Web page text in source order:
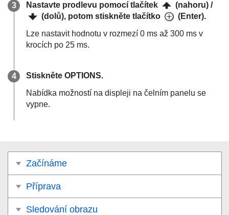
Nastavte prodlevu pomocí tlačítek
(nahoru) /
(dolů), potom stiskněte tlačítko
(Enter).
Lze nastavit hodnotu v rozmezí 0 ms až 300 ms v
krocích po 25 ms.
Stiskněte OPTIONS.
Nabídka možností na displeji na čelním panelu se
vypne.
Začínáme
Příprava
Sledování obrazu